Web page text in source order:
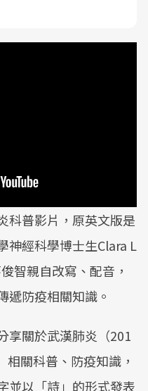
科普影片，原英文版是
神經科學博士生Clara L
智親自改寫、配音，
遞防疫相關知識。
享關於武漢肺炎（201
相關科普、防疫知識，
並以「詩」的形式發表